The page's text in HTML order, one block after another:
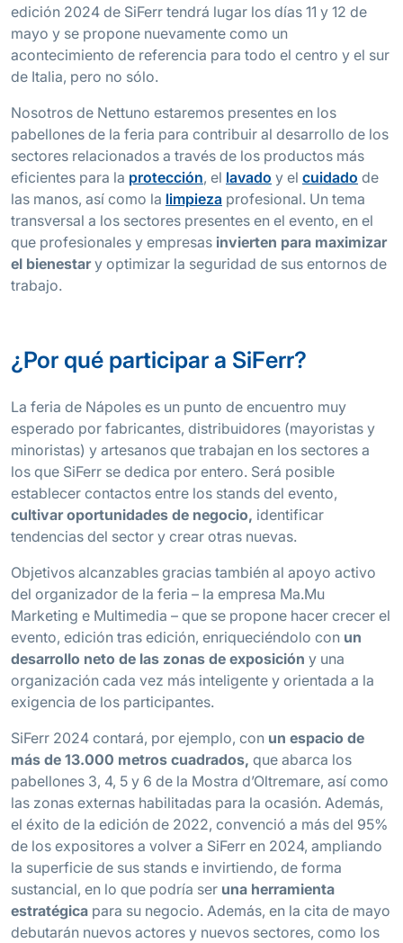
edición 2024 de SiFerr tendrá lugar los días 11 y 12 de
mayo y se propone nuevamente como un
acontecimiento de referencia para todo el centro y el sur
de Italia, pero no sólo.
Nosotros de Nettuno estaremos presentes en los
pabellones de la feria para contribuir al desarrollo de los
sectores relacionados a través de los productos más
eficientes para la protección, el lavado y el cuidado de
las manos, así como la limpieza profesional. Un tema
transversal a los sectores presentes en el evento, en el
que profesionales y empresas invierten para maximizar
el bienestary optimizar la seguridad de sus entornos de
trabajo.
¿Por qué participar a SiFerr?
La feria de Nápoles es un punto de encuentro muy
esperado por fabricantes, distribuidores (mayoristas y
minoristas) y artesanos que trabajan en los sectores a
los que SiFerr se dedica por entero. Será posible
establecer contactos entre los stands del evento,
cultivar oportunidades de negocio, identificar
tendencias del sector y crear otras nuevas.
Objetivos alcanzables gracias también al apoyo activo
del organizador de la feria – la empresa Ma.Mu
Marketing e Multimedia – que se propone hacer crecer el
evento, edición tras edición, enriqueciéndolo con un
desarrollo neto de las zonas de exposición y una
organización cada vez más inteligente y orientada a la
exigencia de los participantes.
SiFerr 2024 contará, por ejemplo, con un espacio de
más de 13.000 metros cuadrados, que abarca los
pabellones 3, 4, 5 y 6 de la Mostra d’Oltremare, así como
las zonas externas habilitadas para la ocasión. Además,
el éxito de la edición de 2022, convenció a más del 95%
de los expositores a volver a SiFerr en 2024, ampliando
la superficie de sus stands e invirtiendo, de forma
sustancial, en lo que podría ser una herramienta
estratégica para su negocio. Además, en la cita de mayo
debutarán nuevos actores y nuevos sectores, como los